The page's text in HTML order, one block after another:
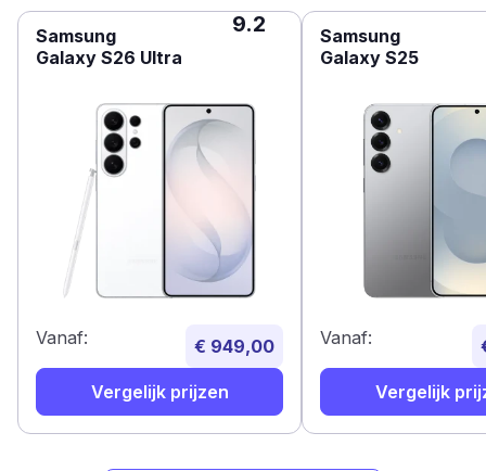
Samsung
Galaxy S26 Ultra
9.2
Vanaf: € 949,00
Vergelijk prijzen
Samsung
Galaxy S25
Vanaf:
Vergelijk